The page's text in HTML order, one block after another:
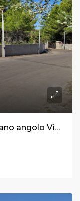
Terreno in vendita in via Cutrofiano angolo Via Toma a Maglie